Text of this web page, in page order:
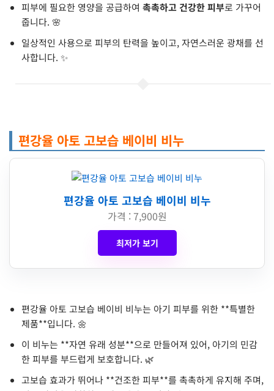
피부에 필요한 영양을 공급하여 촉촉하고 건강한 피부로 가꾸어
줍니다. 🌸
일상적인 사용으로 피부의 탄력을 높이고, 자연스러운 광채를 선
사합니다. ✨
편강율 아토 고보습 베이비 비누
편강율 아토 고보습 베이비 비누
가격 : 7,900원
최저가 보기
편강율 아토 고보습 베이비 비누는 아기 피부를 위한 **특별한
제품**입니다. 🌼
이 비누는 **자연 유래 성분**으로 만들어져 있어, 아기의 민감
한 피부를 부드럽게 보호합니다. 🌿
고보습 효과가 뛰어나 **건조한 피부**를 촉촉하게 유지해 주며,